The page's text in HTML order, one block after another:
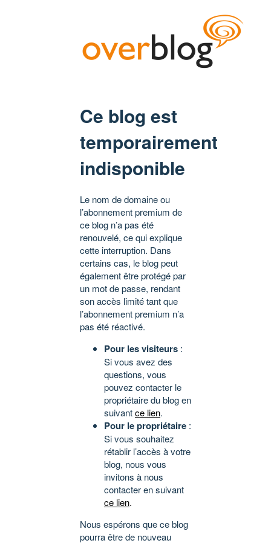
Ce blog est
temporairement
indisponible
Le nom de domaine ou
l’abonnement premium de
ce blog n’a pas été
renouvelé, ce qui explique
cette interruption. Dans
certains cas, le blog peut
également être protégé par
un mot de passe, rendant
son accès limité tant que
l’abonnement premium n’a
pas été réactivé.
Pour les visiteurs :
Si vous avez des
questions, vous
pouvez contacter le
propriétaire du blog en
suivantce lien.
Pour le propriétaire :
Si vous souhaitez
rétablir l’accès à votre
blog, nous vous
invitons à nous
contacter en suivant
ce lien.
Nous espérons que ce blog
pourra être de nouveau